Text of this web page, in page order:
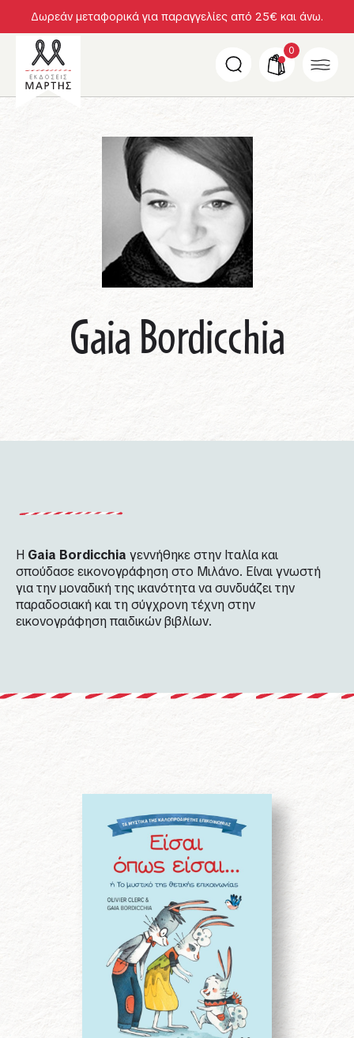
Δωρεάν μεταφορικά για παραγγελίες από 25€ και άνω.
0
Gaia Bordicchia
Η Gaia Bordicchia γεννήθηκε στην Ιταλία και
σπούδασε εικονογράφηση στο Μιλάνο. Είναι γνωστή
για την μοναδική της ικανότητα να συνδυάζει την
παραδοσιακή και τη σύγχρονη τέχνη στην
εικονογράφηση παιδικών βιβλίων.